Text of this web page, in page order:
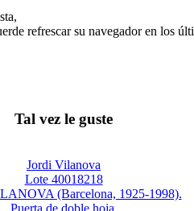
refrescar su navegador en los
Tal vez le guste
Jordi Vilanova
Lote 40018218
(Barcelona, 1925-1998).
Puerta de doble hoja.